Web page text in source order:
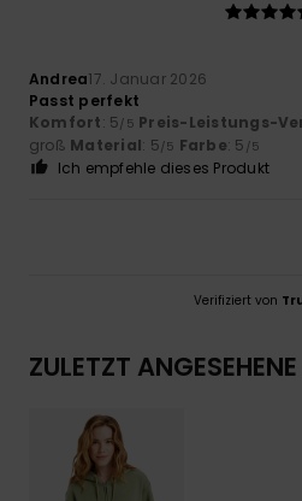
Andrea17. Januar 2026
Passt perfekt
Komfort: 5/5 Preis-Leistungs-
groß Material: 5/5 Farbe: 5 /5
Ich empfehle dieses Produkt
Verifiziert von
ZULETZT